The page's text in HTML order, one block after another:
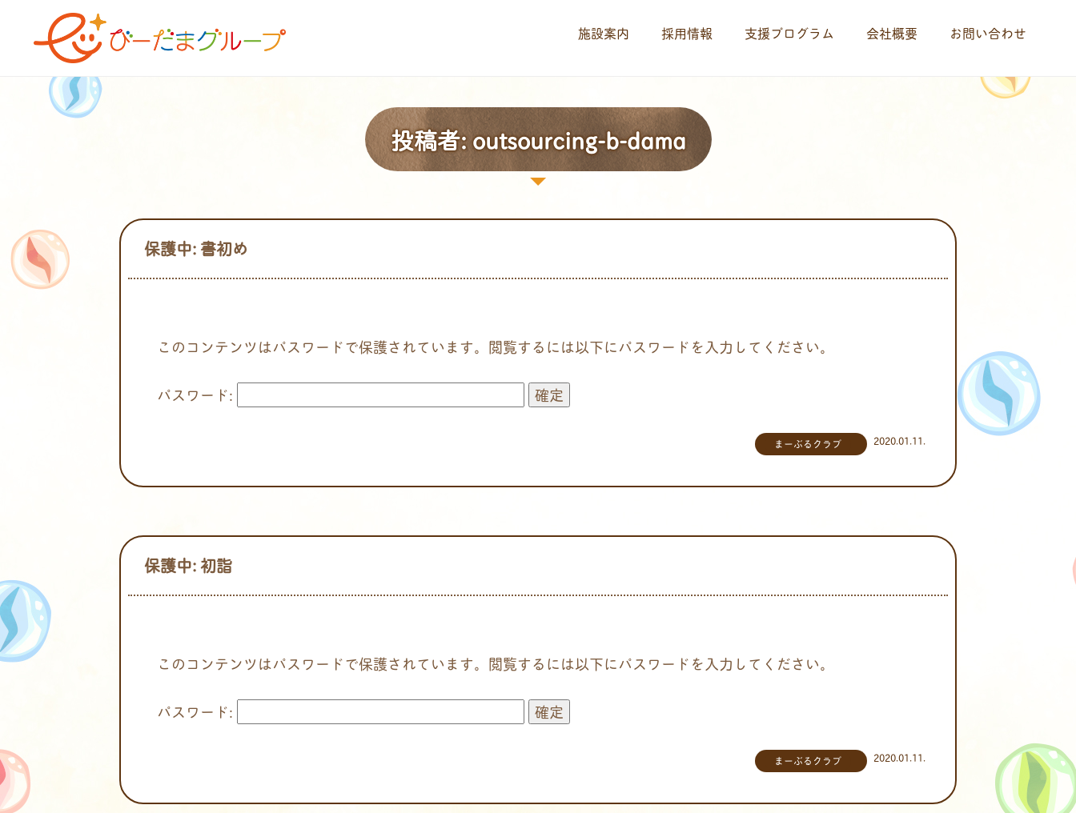
施設案内 採用情報 支援プログラム 会社概要 お問い合わせ
投稿者:outsourcing-b-dama
保護中: 書初め
このコンテンツはパスワードで保護されています。閲覧するには以下にパスワードを入力してください。
パスワード:
2020.01.11.
まーぶるクラブ
保護中: 初詣
このコンテンツはパスワードで保護されています。閲覧するには以下にパスワードを入力してください。
パスワード:
2020.01.11.
まーぶるクラブ